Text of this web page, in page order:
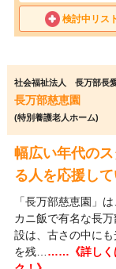
検討中リス
社会福祉法人 長万部長
長万部慈恵園
(特別養護老人ホーム)
幅広い年代の
る人を応援して
「長万部慈恵園」
カニ飯で有名な長
設は、古さの中に
を残… ……《詳しく